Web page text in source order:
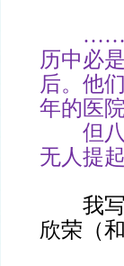
……如
历中必
后。他
年的医
但八
无人提
我写
欣荣（